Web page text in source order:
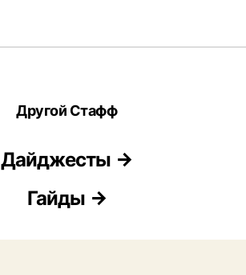
Другой Стафф
Дайджесты
Гайды